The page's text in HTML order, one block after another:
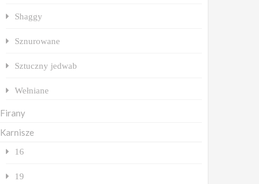
Shaggy
Sznurowane
Sztuczny jedwab
Wełniane
Firany
Karnisze
16
19